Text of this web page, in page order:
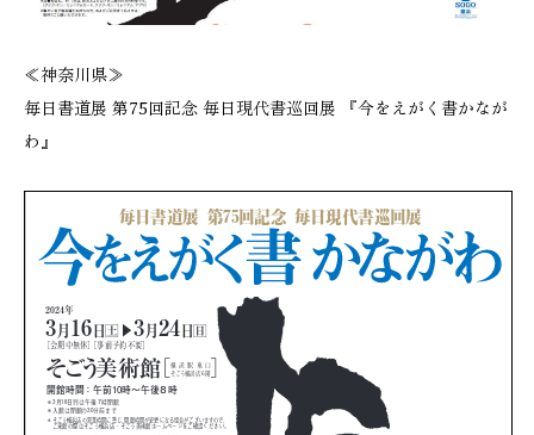
≪神奈川県≫
毎日書道展 第75回記念 毎日現代書巡回展 『今をえがく書かなが
わ』